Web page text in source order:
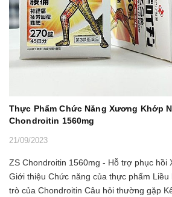
Thực Phẩm Chức Năng Xương Khớp
Chondroitin 1560mg
21/09/2023
ZS Chondroitin 1560mg - Hỗ trợ phục hồi
Giới thiệu Chức năng của thực phẩm
trò của Chondroitin Câu hỏi thường gặp